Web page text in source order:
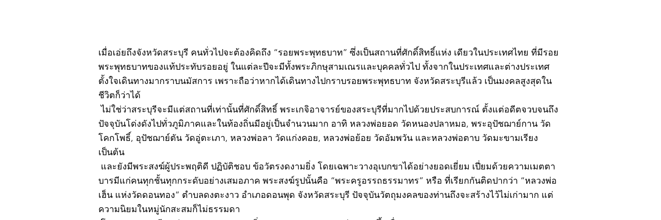
เมื่อเอ่ยถึงจังหวัดสระบุรี คนทั่วไปจะต้องคิดถึง “รอยพระพุทธบาท” ซึ่งเป็นสถานที่ศักดิ์สิทธิ์แห่ง เดียวในประเทศไทย ที่มีรอย
พระพุทธบาทของแท้ประทับรอยอยู่ ในแต่ละปีจะมีทั้งพระภิกษุสามเณรและบุคคลทั่วไป ทั้งจากในประเทศและต่างประเทศ
ตั้งใจเดินทางมากราบนมัสการ เพราะถือว่าหากได้เดินทางไปกราบรอยพระพุทธบาท จังหวัดสระบุรีแล้ว เป็นมงคลสูงสุดใน
ชีวิตก็ว่าได้
ไม่ใช่ว่าสระบุรีจะมีแต่สถานที่เท่านั้นที่ศักดิ์สิทธิ์ พระเกจิอาจารย์ของสระบุรีที่มากไปด้วยประสบการณ์ ตั้งแต่อดีตจวบจนถึง
ปัจจุบันโด่งดังไปทั่วภูมิภาคและในท้องถิ่นมีอยู่เป็นจำนวนมาก อาทิ หลวงพ่อยอด วัดหนองปลาหมอ, พระอุปัชฌาย์กาน วัด
โคกโพธิ์, อุปัชฌาย์ตัน วัดอู่ตะเภา, หลวงพ่อลา วัดแก่งคอย, หลวงพ่อย้อย วัดอัมพวัน และหลวงพ่อตาบ วัดมะขามเรียง
เป็นต้น
และยังมีพระสงฆ์ผู้ประพฤติดี ปฏิบัติชอบ ข้อวัตรงดงามยิ่ง โดยเฉพาะวางอุเบกขาได้อย่างยอดเยี่ยม เปี่ยมด้วยความเมตตา
บารมีแก่คนทุกชั้นทุกกระดับอย่างเสมอภาค พระสงฆ์รูปนั้นคือ “พระครูอรรถธรรมาทร” หรือ ที่เรียกกันติดปากว่า “หลวงพ่อ
เฮ็น แห่งวัดดอนทอง” ตำบลดงตะงาว อำเภอดอนพุด จังหวัดสระบุรี ปัจจุบันวัตถุมงคลของท่านถึงจะสร้างไว้ไม่เก่ามาก แต่
ความนิยมในหมู่นักสะสมก็ไม่ธรรมดา